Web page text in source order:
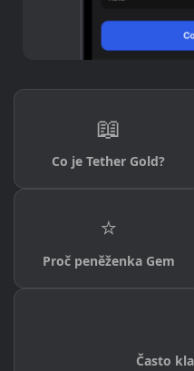
📖
Co je Tether Gold?
⭐
Proč peněženka Gem
Často